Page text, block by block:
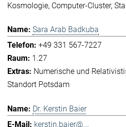
Kosmologie Computer-Cluster
Sara Arab Badkuba
+49 331 567-7227
1.27
Numerische und
Standort Potsdam
Dr. Kerstin Baier
kerstin.baier@...